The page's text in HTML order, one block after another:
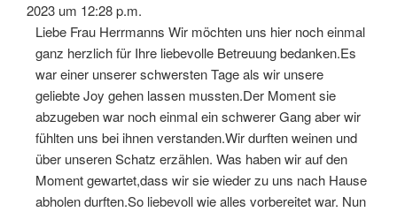
2023 um 12:28 p.m.
Liebe Frau Herrmanns Wir möchten uns hier noch einmal
ganz herzlich für Ihre liebevolle Betreuung bedanken.Es
war einer unserer schwersten Tage als wir unsere
geliebte Joy gehen lassen mussten.Der Moment sie
abzugeben war noch einmal ein schwerer Gang aber wir
fühlten uns bei ihnen verstanden.Wir durften weinen und
über unseren Schatz erzählen. Was haben wir auf den
Moment gewartet,dass wir sie wieder zu uns nach Hause
abholen durften.So liebevoll wie alles vorbereitet war. Nun